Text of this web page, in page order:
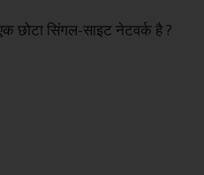
छोटा सिंगल-साइट नेटवर्क है ?